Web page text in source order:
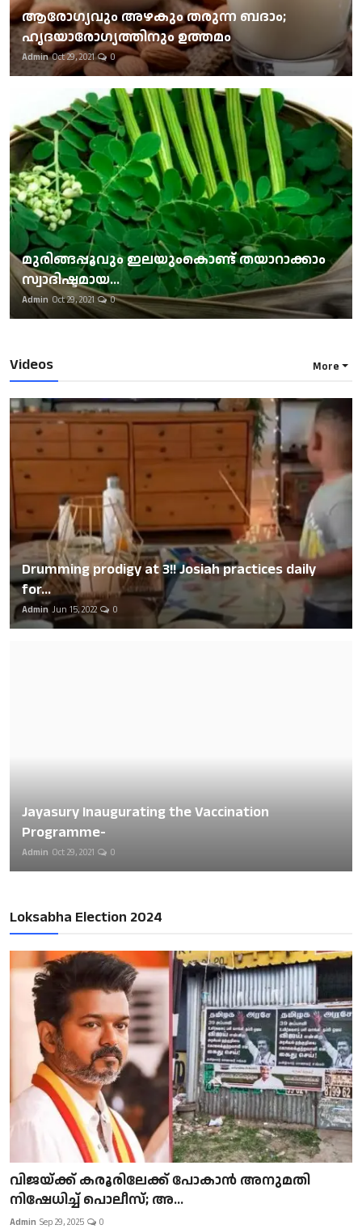
ആരോഗ്യവും അഴകും തരുന്ന ബദാം;
ഹൃദയാരോഗ്യത്തിനും ഉത്തമം
Admin Oct 29, 2021 0
മുരിങ്ങപ്പൂവും ഇലയുംകൊണ്ട് തയാറാക്കാം
സ്വാദിഷ്ടമായ...
Admin Oct 29, 2021 0
Videos More
Drumming prodigy at 3!! Josiah practices daily
for...
Admin Jun 15, 2022 0
Jayasury Inaugurating the Vaccination
Programme-
Admin Oct 29, 2021 0
Loksabha Election 2024
വിജയ്ക്ക് കരൂരിലേക്ക് പോകാൻ അനുമതി
നിഷേധിച്ച് പൊലീസ്; അ...
Admin Sep 29, 2025 0